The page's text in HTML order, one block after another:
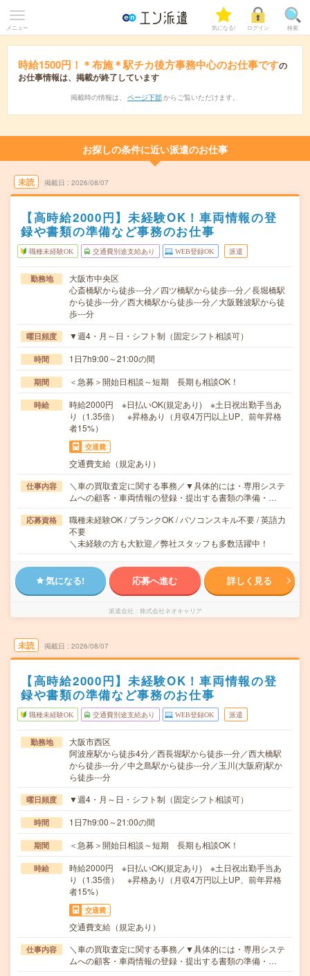
メニュー 気になる! ログイン 検索
時給1500円！＊布施＊駅チカ後方事務中心のお仕事ですの
お仕事情報は、掲載が終了しています
掲載時の情報は、 ページ下部 からご覧いただけます。
お探しの条件に近い派遣のお仕事
未読 掲載日 2026/08/07
【高時給2000円】未経験OK！車両情報の登
録や書類の準備など事務のお仕事
職種未経験OK 交通費別途支給あり WEB登録OK 派遣
勤務地
大阪市中央区
心斎橋駅から徒歩---分／四ツ橋駅から徒歩---分／長堀橋駅
から徒歩---分／西大橋駅から徒歩---分／大阪難波駅から徒
歩---分
曜日頻度 ▼週4・月～日・シフト制（固定シフト相談可）
時間 1日7h9:00～21:00の間
期間 ＜急募＞開始日相談～短期 長期も相談OK！
時給
時給2000円 ※日払いOK(規定あり) ※土日祝出勤手当あ
り（1.35倍） ※昇格あり（月収4万円以上UP、前年昇格
者15%）
交通費
交通費支給（規定あり）
仕事内容
＼車の買取査定に関する事務／▼具体的には・専用システ
ムへの顧客・車両情報の登録・提出する書類の準備・…
応募資格
職種未経験OK / ブランクOK / パソコンスキル不要 / 英語力
不要
＼未経験の方も大歓迎／弊社スタッフも多数活躍中！
気になる! 応募へ進む 詳しく見る
派遣会社 株式会社ネオキャリア
未読 掲載日 2026/08/07
【高時給2000円】未経験OK！車両情報の登
録や書類の準備など事務のお仕事
職種未経験OK 交通費別途支給あり WEB登録OK 派遣
勤務地
大阪市西区
阿波座駅から徒歩4分／西長堀駅から徒歩---分／西大橋駅
から徒歩---分／中之島駅から徒歩---分／玉川(大阪府)駅か
ら徒歩---分
曜日頻度 ▼週4・月～日・シフト制（固定シフト相談可）
時間 1日7h9:00～21:00の間
期間 ＜急募＞開始日相談～短期 長期も相談OK！
時給
時給2000円 ※日払いOK(規定あり) ※土日祝出勤手当あ
り（1.35倍） ※昇格あり（月収4万円以上UP、前年昇格
者15%）
交通費
交通費支給（規定あり）
仕事内容
＼車の買取査定に関する事務／▼具体的には・専用システ
ムへの顧客・車両情報の登録・提出する書類の準備・…